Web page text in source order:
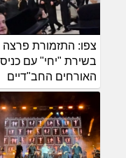
צפו: התזמורת פרצה
בשירת "יחי" עם
האורחים החב"דיים